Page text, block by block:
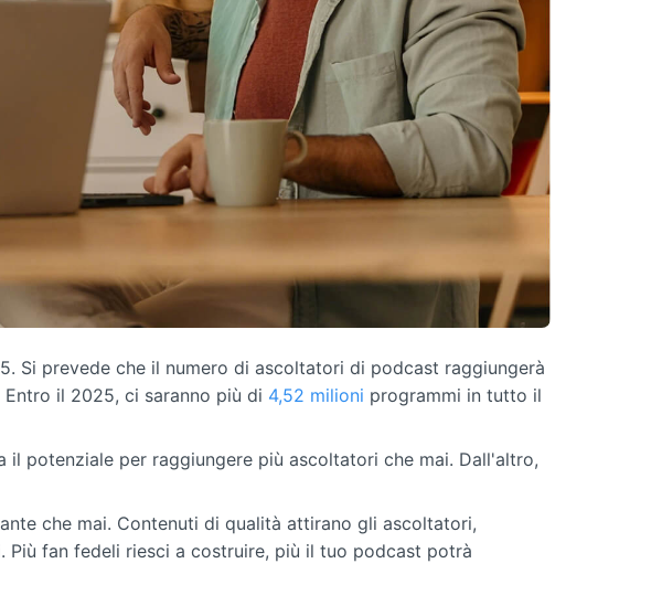
Si prevede che il numero di ascoltatori di podcast raggiungerà
il 2025, ci saranno più di 4,52 milioni programmi in tutto il
potenziale per raggiungere più ascoltatori che mai. Dall'altro,
che mai. Contenuti di qualità attirano gli ascoltatori,
fan fedeli riesci a costruire, più il tuo podcast potrà